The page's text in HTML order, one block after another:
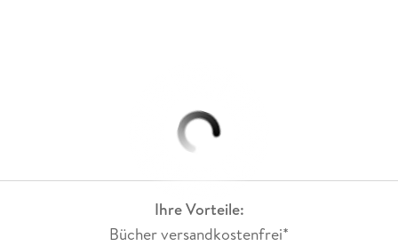
Ihre Vorteile:
Bücher versandkostenfrei*